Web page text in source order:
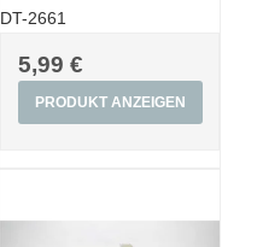
DT-2661
5,99 €
PRODUKT ANZEIGEN